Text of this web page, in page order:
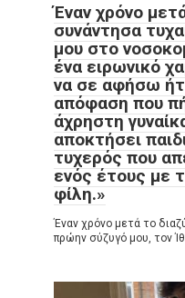
Έναν χρόνο
συνάντησα
μου στο
ένα ειρωνικό
να σε αφήσω
απόφαση που
άχρηστη
αποκτήσει
τυχερός που
ενός έτους με
φίλη.»
Έναν χρόνο μετά το
πρώην σύζυγό μου, τον